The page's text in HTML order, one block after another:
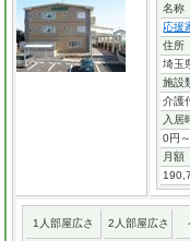
名称
応援
住所
埼玉
施設
介護
入居
0円
月額
1人部屋広さ 2人部屋広さ